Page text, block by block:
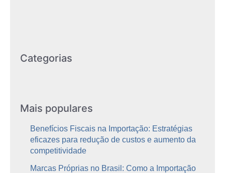
Categorias
Mais populares
Benefícios Fiscais na Importação: Estratégias
eficazes para redução de custos e aumento da
competitividade
Marcas Próprias no Brasil: Como a Importação